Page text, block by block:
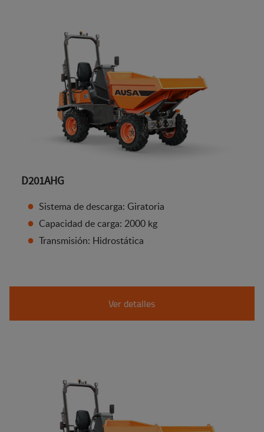
D201AHG
Sistema de descarga: Giratoria
Capacidad de carga: 2000 kg
Transmisión: Hidrostática
Ver detalles